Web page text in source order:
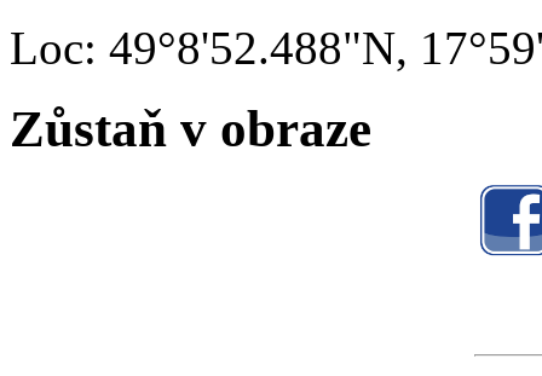
Loc: 49°8'52.488"N,
Zůstaň v obraze